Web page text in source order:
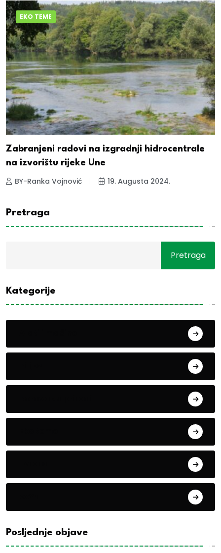
EKO TEME
Zabranjeni radovi na izgradnji hidrocentrale
na izvorištu rijeke Une
BY-Ranka Vojnović 19. Augusta 2024.
Pretraga
Pretraga
Kategorije
Posljednje objave